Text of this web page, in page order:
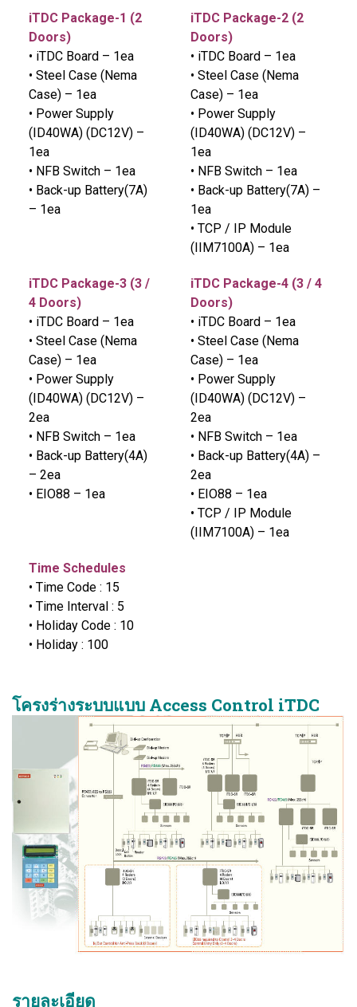
iTDC Package-1 (2
Doors)
• iTDC Board – 1ea
• Steel Case (Nema
Case) – 1ea
• Power Supply
(ID40WA) (DC12V) –
1ea
• NFB Switch – 1ea
• Back-up Battery(7A)
– 1ea
iTDC Package-2 (2
Doors)
• iTDC Board – 1ea
• Steel Case (Nema
Case) – 1ea
• Power Supply
(ID40WA) (DC12V) –
1ea
• NFB Switch – 1ea
• Back-up Battery(7A) –
1ea
• TCP / IP Module
(IIM7100A) – 1ea
iTDC Package-3 (3 /
4 Doors)
• iTDC Board – 1ea
• Steel Case (Nema
Case) – 1ea
• Power Supply
(ID40WA) (DC12V) –
2ea
• NFB Switch – 1ea
• Back-up Battery(4A)
– 2ea
• EIO88 – 1ea
iTDC Package-4 (3 / 4
Doors)
• iTDC Board – 1ea
• Steel Case (Nema
Case) – 1ea
• Power Supply
(ID40WA) (DC12V) –
2ea
• NFB Switch – 1ea
• Back-up Battery(4A) –
2ea
• EIO88 – 1ea
• TCP / IP Module
(IIM7100A) – 1ea
Time Schedules
• Time Code : 15
• Time Interval : 5
• Holiday Code : 10
• Holiday : 100
โครงร่างระบบแบบ Access Control iTDC
รายละเอียด